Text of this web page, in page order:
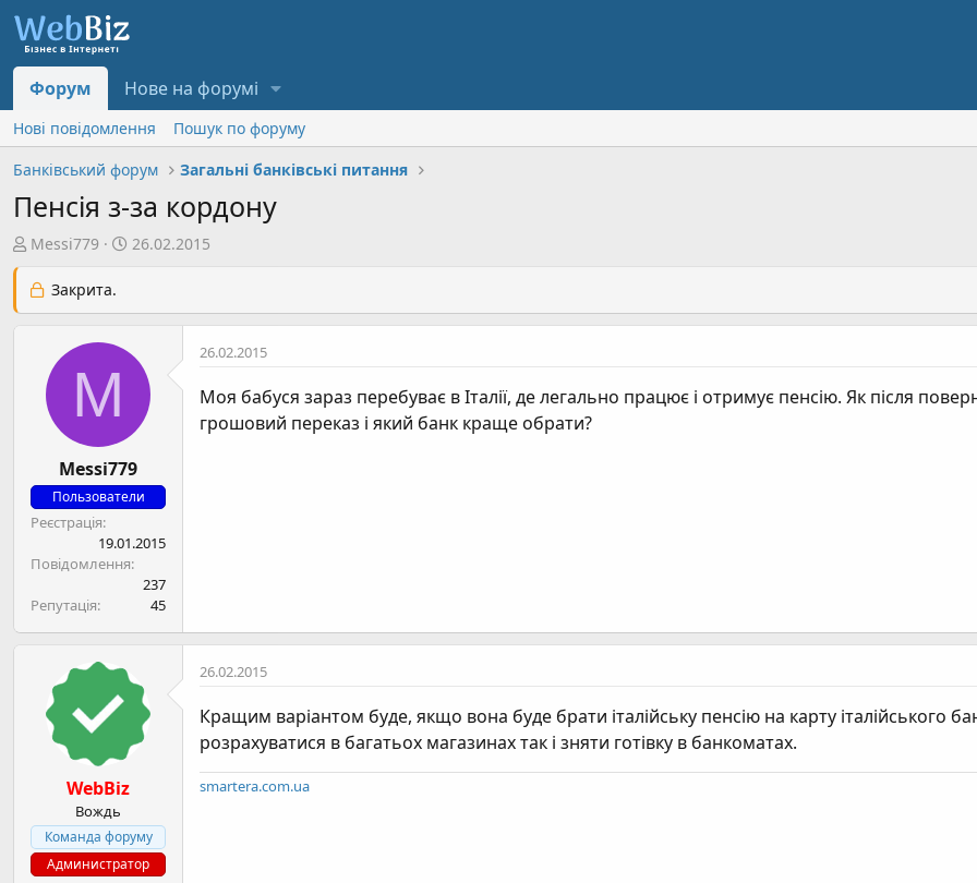
Форум Нове на форумі
Нові повідомлення
Пошук по форуму
Банківський форум
Загальні банківські питання
Пенсія з-за кордону
А
т
о
Messi779
Д
а
т
р
н
н
26.02.2015
Закрита.
M
Messi779
Пользователи
Реєстрація
19.01.2015
Повідомлення
237
Репутація
45
26.02.2015
Моя бабуся зараз перебуває в Італії, де легально працює і отримує пенсію. Як після
грошовий переказ і який банк краще обрати?
WebBiz
Вождь
Команда форуму
Администратор
26.02.2015
Кращим варіантом буде, якщо вона буде брати італійську пенсію на карту італійського
розрахуватися в багатьох магазинах так і зняти готівку в банкоматах.
smartera.com.ua